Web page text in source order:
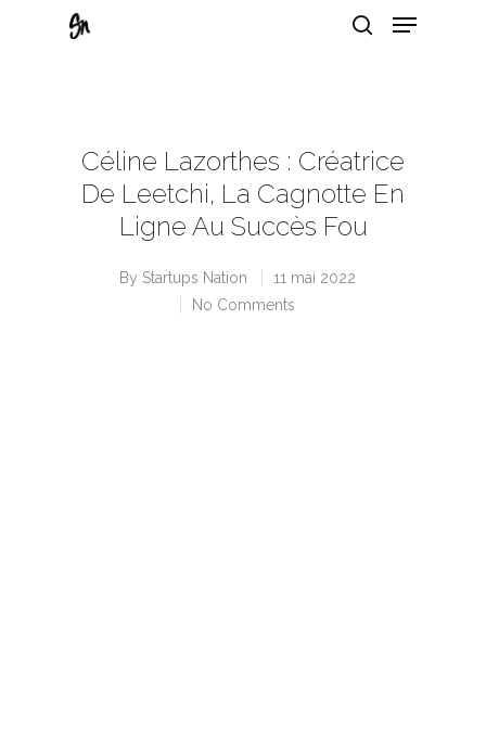
Céline Lazorthes : Créatrice
De Leetchi, La Cagnotte En
Ligne Au Succès Fou
By Startups Nation
11 mai 2022
No Comments